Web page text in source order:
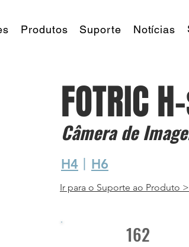
Produtos Suporte Notícias
FOTRIC
162
Câmera de
H4 H6
Ir para o Suporte ao Produto